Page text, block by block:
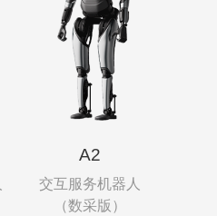
A2
交互服务机器人
（数采版）